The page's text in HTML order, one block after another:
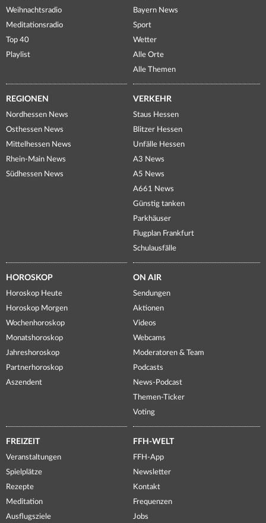
Weihnachtsradio
Meditationsradio
Top 40
Playlist
Bayern News
Sport
Wetter
Alle Orte
Alle Themen
REGIONEN
Nordhessen News
Osthessen News
Mittelhessen News
Rhein-Main News
Südhessen News
VERKEHR
Staus Hessen
Blitzer Hessen
Unfälle Hessen
A3 News
A5 News
A661 News
Günstig tanken
Parkhäuser
Flugplan Frankfurt
Schulausfälle
HOROSKOP
Horoskop Heute
Horoskop Morgen
Wochenhoroskop
Monatshoroskop
Jahreshoroskop
Partnerhoroskop
Aszendent
ON AIR
Sendungen
Aktionen
Videos
Webcams
Moderatoren & Team
Podcasts
News-Podcast
Themen-Ticker
Voting
FREIZEIT
Veranstaltungen
Spielplätze
Rezepte
Meditation
Ausflugsziele
FFH-WELT
FFH-App
Newsletter
Kontakt
Frequenzen
Jobs